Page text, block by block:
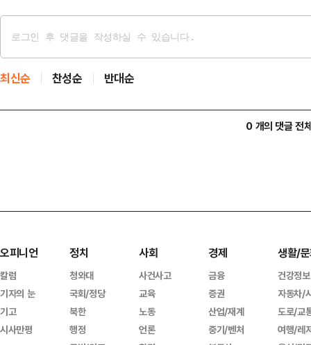
최신순 찬성순 반대순
0 개의 댓글 전
오피니언
칼럼
기자의 눈
기고
시사만평
정치
청와대
국회/정당
북한
행정
사회
사건사고
교육
노동
언론
경제
금융
증권
산업/재계
중기/벤처
생활/
건강정보
자동차/
도로/교
여행/레